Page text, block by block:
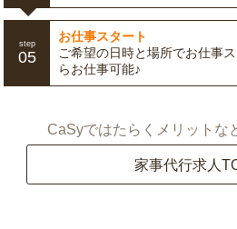
step
05
お仕事スタート
ご希望の日時と場所でお仕事
らお仕事可能♪
CaSyではたらくメリットな
家事代行求人